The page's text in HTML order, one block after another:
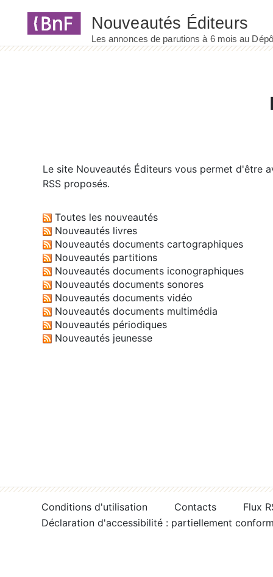
Le site Nouveautés Éditeurs vous permet d'être
RSS proposés.
Toutes les nouveautés
Nouveautés livres
Nouveautés documents cartographiques
Nouveautés partitions
Nouveautés documents iconographiques
Nouveautés documents sonores
Nouveautés documents vidéo
Nouveautés documents multimédia
Nouveautés périodiques
Nouveautés jeunesse
Conditions d'utilisation Contacts
Flux
Déclaration d'accessibilité : partiellement